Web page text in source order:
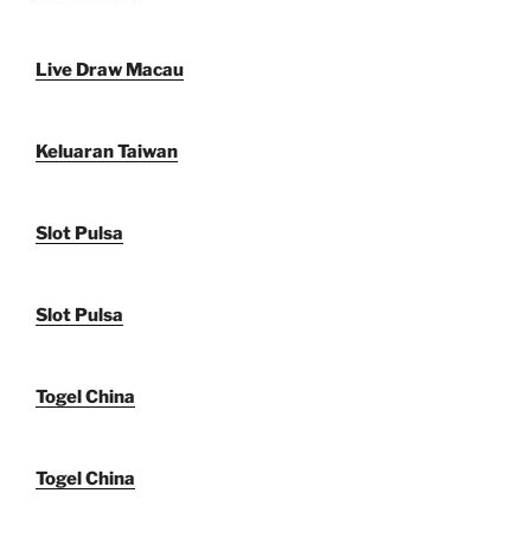
Live Draw Macau
Keluaran Taiwan
Slot Pulsa
Slot Pulsa
Togel China
Togel China